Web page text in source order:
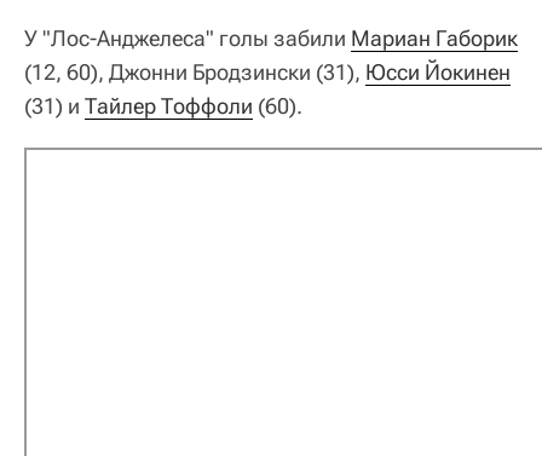
У "Лос-Анджелеса" голы забили Мариан Габорик
(12, 60), Джонни Бродзински (31), Юсси Йокинен
(31) и Тайлер Тоффоли (60).